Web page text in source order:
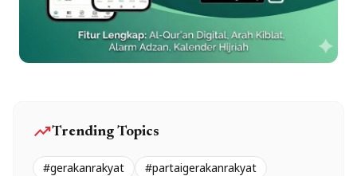
trending_upTrending Topics
#gerakanrakyat
#partaigerakanrakyat